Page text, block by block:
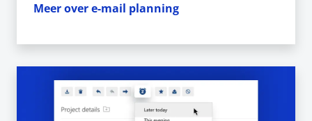
Meer over e-mail planning